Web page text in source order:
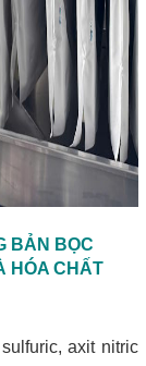
BẢN BỌC
HÓA CHẤT
axit nitric